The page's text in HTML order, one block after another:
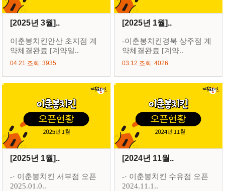
[2025년 3월]..
이춘봉치킨안산 초지점 계
약체결완료 [계약일..
04.21 조회: 3935
[2025년 1월]..
-이춘봉치킨경북 상주점 계
약체결완료 [계약..
03.12 조회: 4026
[2025년 1월]..
-· 이춘봉치킨 서부점 오픈
2025.01.0..
[2024년 11월..
-· 이춘봉치킨 수유점 오픈
2024.11.1..